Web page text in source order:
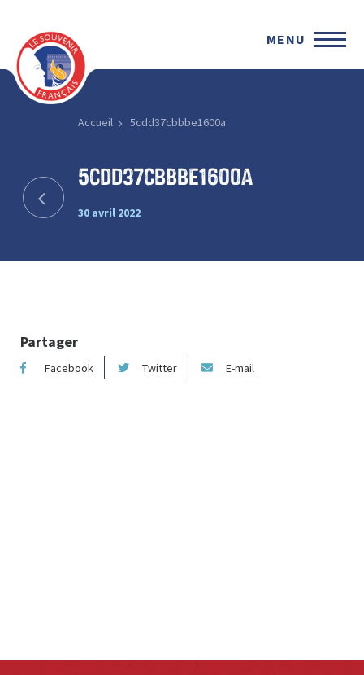
MENU
Accueil 5cdd37cbbbe1600a
5cdd37cbbbe1600a
30 avril 2022
Partager
Facebook Twitter E-mail